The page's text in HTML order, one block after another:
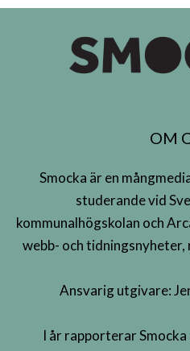
OM
Smocka är en
studerande vid
kommunalhögskolan och
webb- och
Ansvarig utgivare:
I år rapporterar